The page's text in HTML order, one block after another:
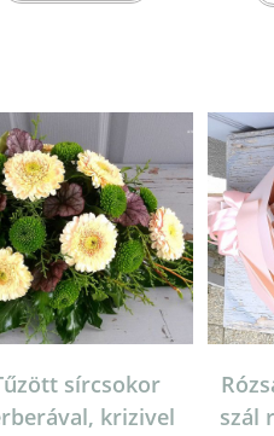
termékoldalon
választhatók
ki
sírcsokor
krizivel
szál